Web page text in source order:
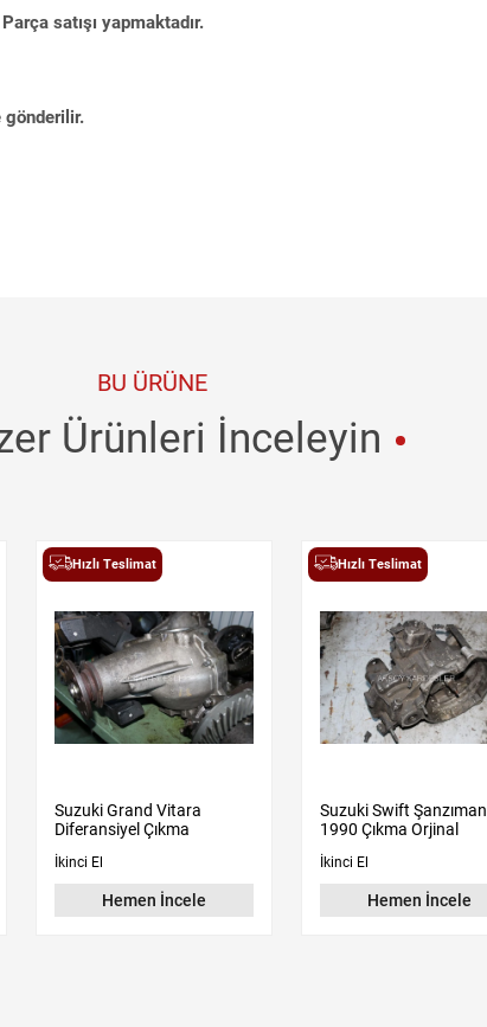
satışı yapmaktadır.
gönderilir.
BU ÜRÜNE
Ürünleri İnceleyin
Hızlı Teslimat
Suzuki Grand Vitara
Diferansiyel Çıkma
İkinci El
Hemen İncele
Hızlı Teslimat
Suzuki Swift Şanzıman
1990 Çıkma Orjinal
İkinci El
Hemen İncele